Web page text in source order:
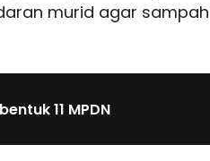
murid agar
11 MPDN